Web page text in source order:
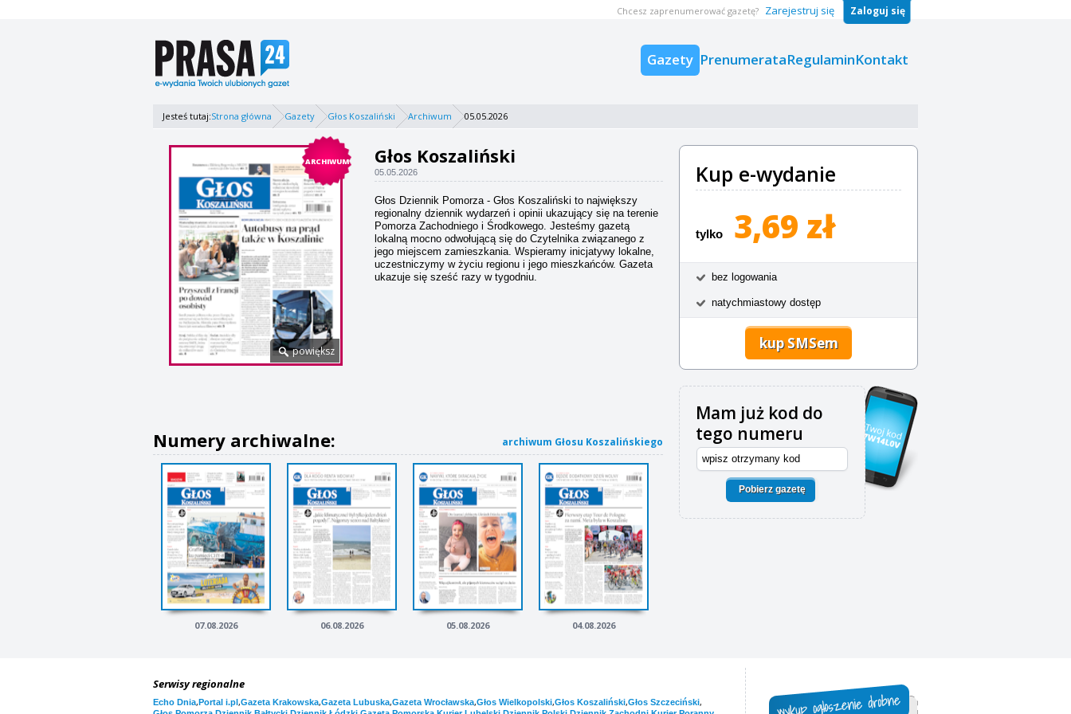
Gazety PrenumerataRegulaminKontakt
Chcesz zaprenumerować gazetę? Zarejestruj się Zaloguj się
Jesteś tutaj:Strona główna Gazety Głos Koszaliński Archiwum 05.05.2026
ARCHIWUM
powiększ
Głos Koszaliński
05.05.2026
Głos Dziennik Pomorza - Głos Koszaliński to największy
regionalny dziennik wydarzeń i opinii ukazujący się na terenie
Pomorza Zachodniego i Środkowego. Jesteśmy gazetą
lokalną mocno odwołującą się do Czytelnika związanego z
jego miejscem zamieszkania. Wspieramy inicjatywy lokalne,
uczestniczymy w życiu regionu i jego mieszkańców. Gazeta
ukazuje się sześć razy w tygodniu.
Kup e-wydanie
tylko 3,69 zł
bez logowania
natychmiastowy dostęp
kup SMSem
Mam już kod do
tego numeru
Pobierz gazetę
Numery archiwalne: archiwum Głosu Koszalińskiego
07.08.2026 06.08.2026 05.08.2026 04.08.2026
Serwisy regionalne
Echo Dnia,Portal i.pl,Gazeta Krakowska,Gazeta Lubuska,Gazeta Wrocławska,Głos Wielkopolski,Głos Koszaliński,Głos Szczeciński,